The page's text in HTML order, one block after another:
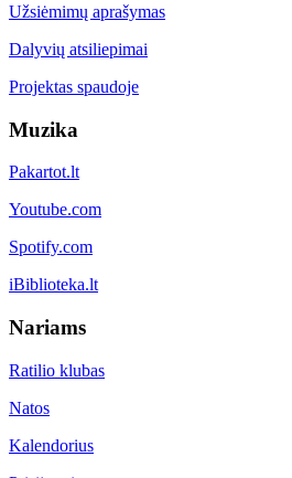
Užsiėmimų aprašymas
Dalyvių atsiliepimai
Projektas spaudoje
Muzika
Pakartot.lt
Youtube.com
Spotify.com
iBiblioteka.lt
Nariams
Ratilio klubas
Natos
Kalendorius